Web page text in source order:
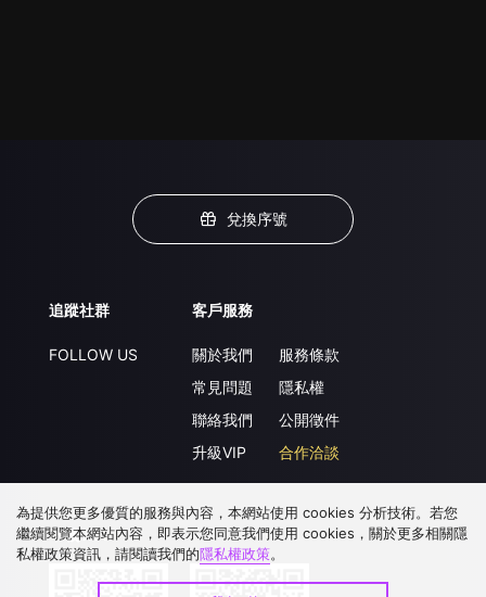
兌換序號
追蹤社群
FOLLOW US
客戶服務
關於我們
常見問題
聯絡我們
升級VIP
服務條款
隱私權
公開徵件
合作洽談
下載 APP
為提供您更多優質的服務與內容，本網站使用 cookies 分析技術。若您
繼續閱覽本網站內容，即表示您同意我們使用 cookies，關於更多相關隱
私權政策資訊，請閱讀我們的隱私權政策。